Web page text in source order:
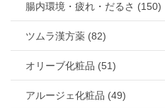
腸内環境・疲れ・だるさ (150)
ツムラ漢方薬 (82)
オリーブ化粧品 (51)
アルージェ化粧品 (49)